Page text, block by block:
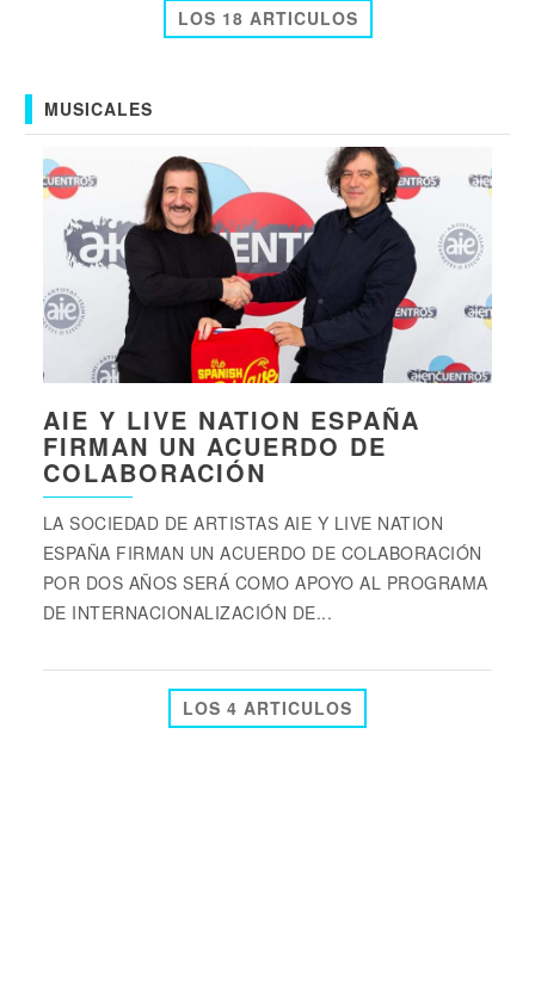
LOS 18 ARTICULOS
MUSICALES
AIE Y LIVE NATION ESPAÑA
FIRMAN UN ACUERDO DE
COLABORACIÓN
LA SOCIEDAD DE ARTISTAS AIE Y LIVE NATION
ESPAÑA FIRMAN UN ACUERDO DE COLABORACIÓN
POR DOS AÑOS SERÁ COMO APOYO AL PROGRAMA
DE INTERNACIONALIZACIÓN DE...
LOS 4 ARTICULOS